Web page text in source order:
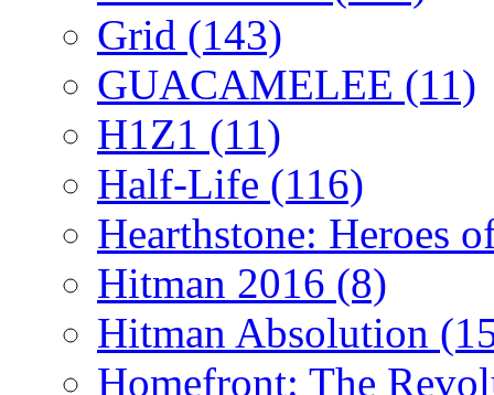
Grid (143)
GUACAMELEE (11)
H1Z1 (11)
Half-Life (116)
Hearthstone: Heroes
Hitman 2016 (8)
Hitman Absolution
Homefront: The